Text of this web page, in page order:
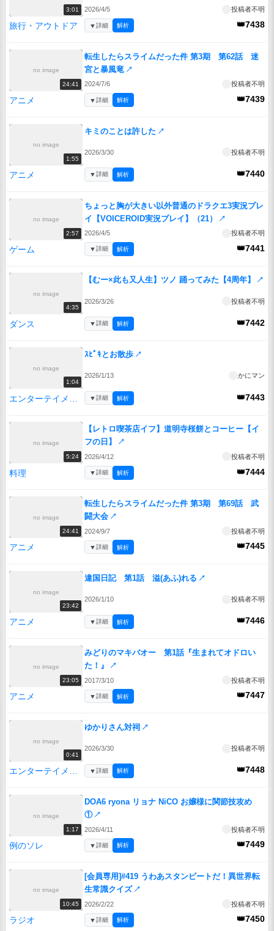
3:01 2026/4/5 投稿者不明
旅行・アウトドア 👑7438
▼詳細 解析
no image
24:41
転生したらスライムだった件 第3期 第62話 迷
宮と暴風竜 ↗
2024/7/6 投稿者不明
アニメ 👑7439
▼詳細 解析
no image
1:55
キミのことは許した ↗
2026/3/30 投稿者不明
アニメ 👑7440
▼詳細 解析
no image
2:57
ちょっと胸が大きい以外普通のドラクエ3実況プレ
イ【VOICEROID実況プレイ】（21）
↗
2026/4/5 投稿者不明
ゲーム 👑7441
▼詳細 解析
no image
4:35
【むー×此も又人生】ツノ 踊ってみた【4周年】 ↗
2026/3/26 投稿者不明
ダンス 👑7442
▼詳細 解析
no image
1:04
ｽﾋﾟｷとお散歩 ↗
2026/1/13 かにマン
👑7443
▼詳細 解析
no image
5:24
【レトロ喫茶店イフ】道明寺桜餅とコーヒー【イ
フの日】
↗
2026/4/12 投稿者不明
料理 👑7444
▼詳細 解析
no image
24:41
転生したらスライムだった件 第3期 第69話 武
闘大会 ↗
2024/9/7 投稿者不明
アニメ 👑7445
▼詳細 解析
no image
23:42
違国日記 第1話 溢(あふ)れる ↗
2026/1/10 投稿者不明
アニメ 👑7446
▼詳細 解析
no image
23:05
みどりのマキバオー 第1話『生まれてオドロい
た！』
↗
2017/3/10 投稿者不明
アニメ 👑7447
▼詳細 解析
no image
0:41
ゆかりさん対祠 ↗
2026/3/30 投稿者不明
エンターテイメント 👑7448
▼詳細 解析
no image
1:17
DOA6 ryona リョナ NiCO お嬢様に関節技攻め
① ↗
2026/4/11 投稿者不明
例のソレ 👑7449
▼詳細 解析
no image
10:45
[会員専用]#419 うわあスタンピートだ！異世界転
生常識クイズ ↗
2026/2/22 投稿者不明
ラジオ 👑7450
▼詳細 解析